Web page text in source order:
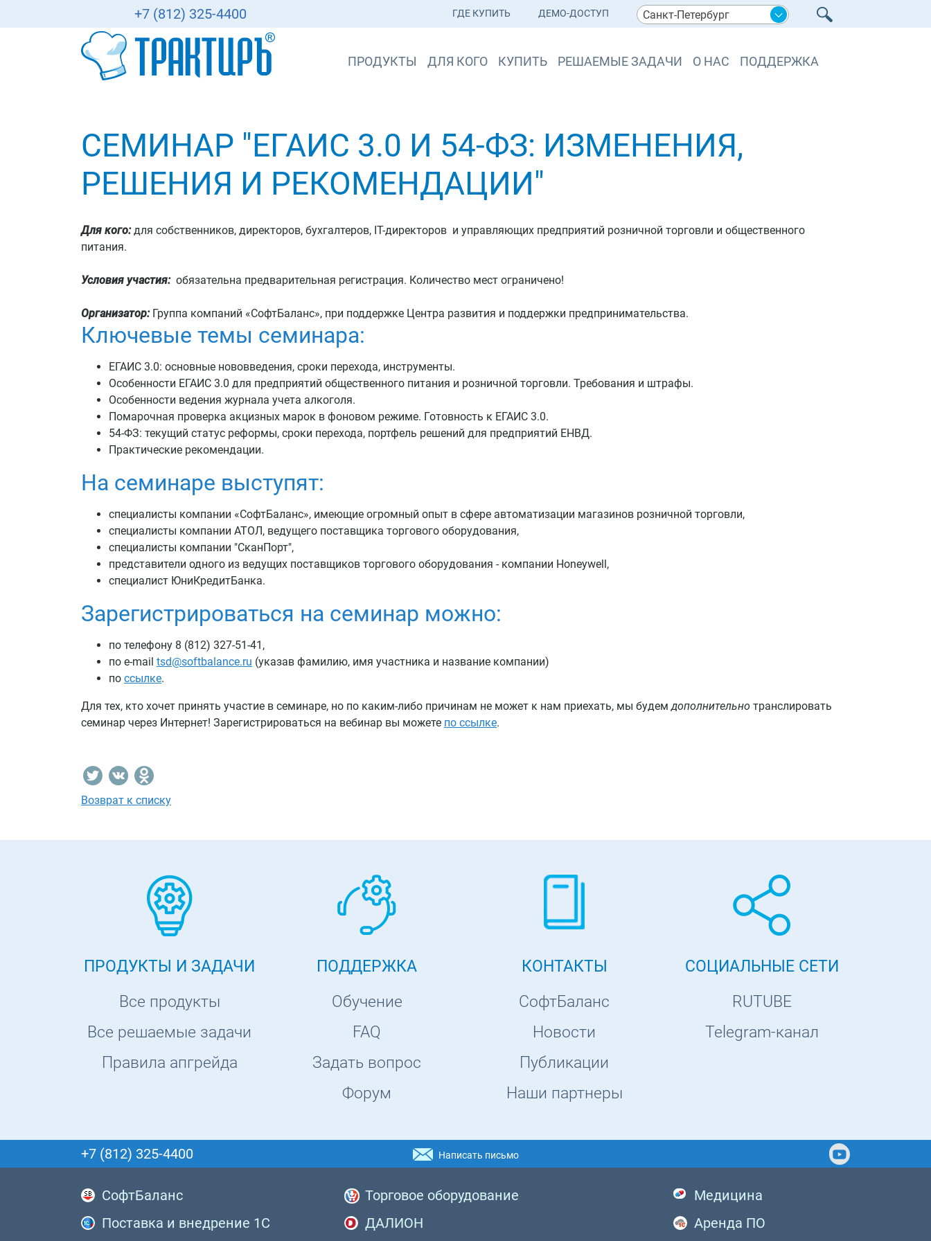
+7 (812) 325-4400 ГДЕ КУПИТЬ ДЕМО-ДОСТУП Санкт-Петербург
ПРОДУКТЫ ДЛЯ КОГО КУПИТЬ РЕШАЕМЫЕ ЗАДАЧИ О НАС ПОДДЕРЖКА
СЕМИНАР "ЕГАИС 3.0 И 54-ФЗ: ИЗМЕНЕНИЯ,
РЕШЕНИЯ И РЕКОМЕНДАЦИИ"
Для кого: для собственников, директоров, бухгалтеров, IT-директоров и управляющих предприятий розничной торговли и общественного
питания.
Условия участия:обязательна предварительная регистрация. Количество мест ограничено!
Организатор: Группа компаний «СофтБаланс», при поддержке Центра развития и поддержки предпринимательства.
Ключевые темы семинара:
ЕГАИС 3.0: основные нововведения, сроки перехода, инструменты.
Особенности ЕГАИС 3.0 для предприятий общественного питания и розничной торговли. Требования и штрафы.
Особенности ведения журнала учета алкоголя.
Помарочная проверка акцизных марок в фоновом режиме. Готовность к ЕГАИС 3.0.
54-ФЗ: текущий статус реформы, сроки перехода, портфель решений для предприятий ЕНВД.
Практические рекомендации.
На семинаре выступят:
специалисты компании «СофтБаланс», имеющие огромный опыт в сфере автоматизации магазинов розничной торговли,
специалисты компании АТОЛ, ведущего поставщика торгового оборудования,
специалисты компании "СканПорт",
представители одного из ведущих поставщиков торгового оборудования - компании Honeywell,
специалист ЮниКредитБанка.
Зарегистрироваться на семинар можно:
по телефону 8 (812) 327-51-41,
по e-mail tsd@softbalance.ru (указав фамилию, имя участника и название компании)
по ссылке.
Для тех, кто хочет принять участие в семинаре, но по каким-либо причинам не может к нам приехать, мы будем дополнительно транслировать
семинар через Интернет! Зарегистрироваться на вебинар вы можете по ссылке.
Возврат к списку
ПРОДУКТЫ И ЗАДАЧИ
Все продукты
Все решаемые задачи
Правила апгрейда
ПОДДЕРЖКА
Обучение
FAQ
Задать вопрос
Форум
КОНТАКТЫ
СофтБаланс
Новости
Публикации
Наши партнеры
СОЦИАЛЬНЫЕ СЕТИ
RUTUBE
Telegram-канал
+7 (812) 325-4400 Написать письмо
СофтБаланс
Поставка и внедрение 1С
Торговое оборудование
ДАЛИОН
Медицина
Аренда ПО